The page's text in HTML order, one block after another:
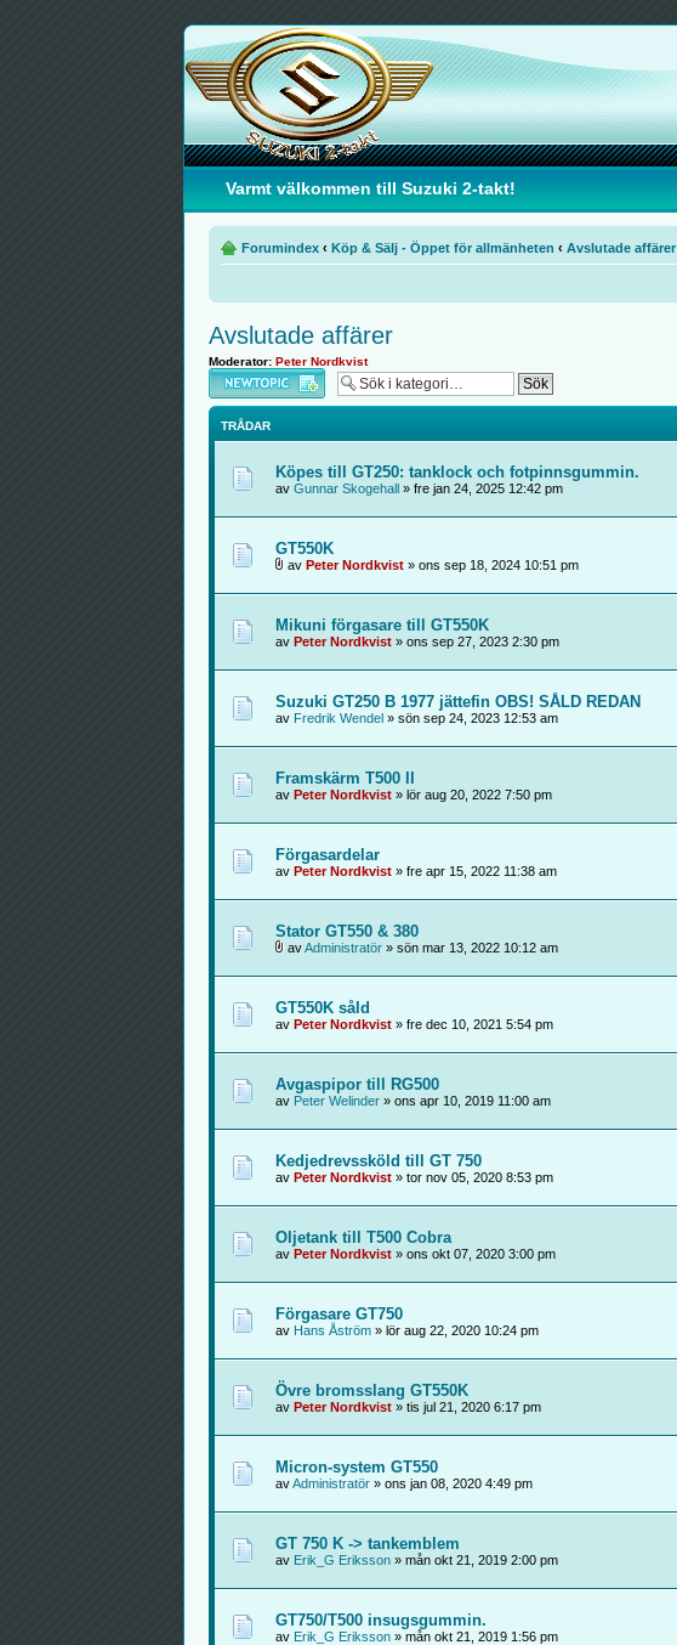
Varmt välkommen till Suzuki 2-takt!
Forumindex ‹ Köp & Sälj - Öppet för allmänheten ‹ Avslutade affärer
Avslutade affärer
Moderator: Peter Nordkvist
Skapa en ny tråd
TRÅDAR
Köpes till GT250: tanklock och fotpinnsgummin.
av Gunnar Skogehall» fre jan 24, 2025 12:42 pm
GT550K
av Peter Nordkvist» ons sep 18, 2024 10:51 pm
Mikuni förgasare till GT550K
av Peter Nordkvist» ons sep 27, 2023 2:30 pm
Suzuki GT250 B 1977 jättefin OBS! SÅLD REDAN
av Fredrik Wendel» sön sep 24, 2023 12:53 am
Framskärm T500 II
av Peter Nordkvist» lör aug 20, 2022 7:50 pm
Förgasardelar
av Peter Nordkvist» fre apr 15, 2022 11:38 am
Stator GT550 & 380
avAdministratör» sön mar 13, 2022 10:12 am
GT550K såld
av Peter Nordkvist» fre dec 10, 2021 5:54 pm
Avgaspipor till RG500
av Peter Welinder» ons apr 10, 2019 11:00 am
Kedjedrevssköld till GT 750
av Peter Nordkvist» tor nov 05, 2020 8:53 pm
Oljetank till T500 Cobra
av Peter Nordkvist» ons okt 07, 2020 3:00 pm
Förgasare GT750
av Hans Åström» lör aug 22, 2020 10:24 pm
Övre bromsslang GT550K
av Peter Nordkvist» tis jul 21, 2020 6:17 pm
Micron-system GT550
avAdministratör» ons jan 08, 2020 4:49 pm
GT 750 K -> tankemblem
av Erik_G Eriksson» mån okt 21, 2019 2:00 pm
GT750/T500 insugsgummin.
av Erik_G Eriksson» mån okt 21, 2019 1:56 pm